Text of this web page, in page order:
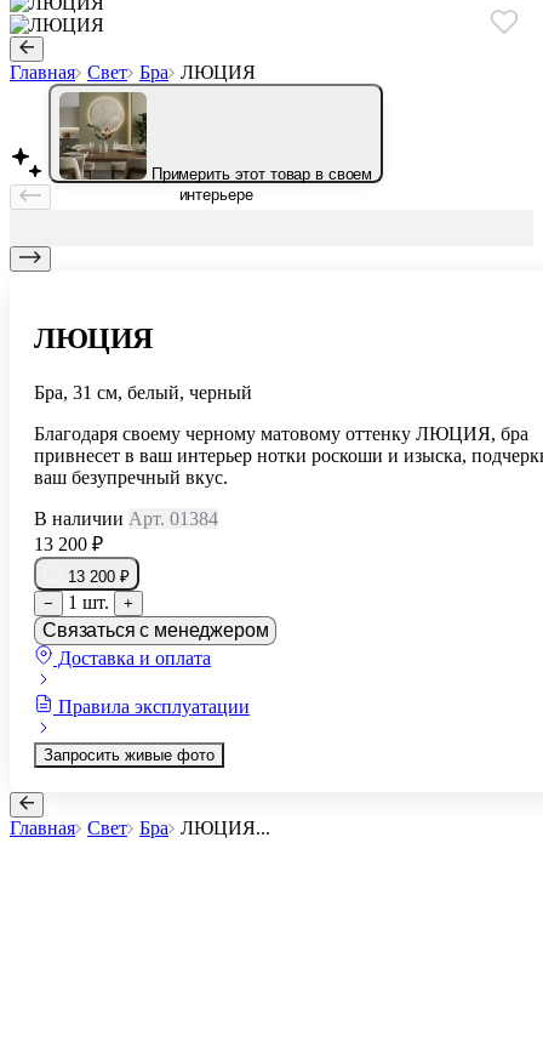
Главная Свет Бра ЛЮЦИЯ
Примерить этот товар в своем
интерьере
ЛЮЦИЯ
Бра, 31 см, белый, черный
Благодаря своему черному матовому оттенку ЛЮЦИЯ, бра
привнесет в ваш интерьер нотки роскоши и изыска,
ваш безупречный вкус.
В наличии Арт. 01384
13 200 ₽
13 200 ₽
−
1 шт. +
Связаться с менеджером
Доставка и оплата
Правила эксплуатации
Запросить живые фото
Главная Свет Бра ЛЮЦИЯ...